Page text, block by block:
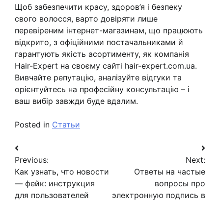
Щоб забезпечити красу, здоров’я і безпеку
свого волосся, варто довіряти лише
перевіреним інтернет-магазинам, що працюють
відкрито, з офіційними постачальниками й
гарантують якість асортименту, як компанія
Hair-Expert на своєму сайті hair-expert.com.ua.
Вивчайте репутацію, аналізуйте відгуки та
орієнтуйтесь на професійну консультацію – і
ваш вибір завжди буде вдалим.
Posted in Статьи
Навигация
по
записям
Previous:
Как узнать, что новости
— фейк: инструкция
для пользователей
Next:
Ответы на частые
вопросы про
электронную подпись в